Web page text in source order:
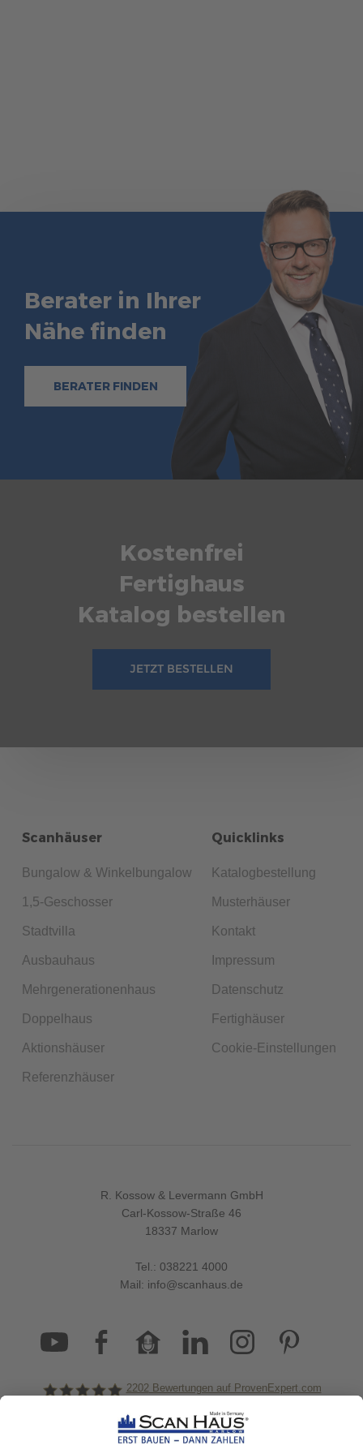
Berater in Ihrer
Nähe finden
BERATER FINDEN
Kostenfrei
Fertighaus
Katalog bestellen
JETZT BESTELLEN
Scanhäuser
Bungalow & Winkelbungalow
1,5-Geschosser
Stadtvilla
Ausbauhaus
Mehrgenerationenhaus
Doppelhaus
Aktionshäuser
Referenzhäuser
Quicklinks
Katalogbestellung
Musterhäuser
Kontakt
Impressum
Datenschutz
Fertighäuser
Cookie-Einstellungen
R. Kossow & Levermann GmbH
Carl-Kossow-Straße 46
18337 Marlow
Tel.: 038221 4000
Mail: info@scanhaus.de
ScanHaus Marlow
2202 Bewertungen auf ProvenExpert.com